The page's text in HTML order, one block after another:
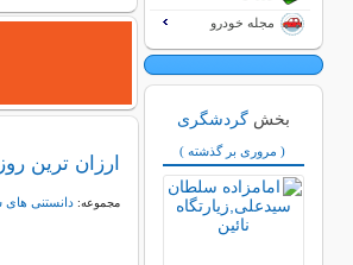
ارزان ترین
مجموعه:دانستنی
مجله خودرو
بخش گردشگری
( مروری بر گذشته )